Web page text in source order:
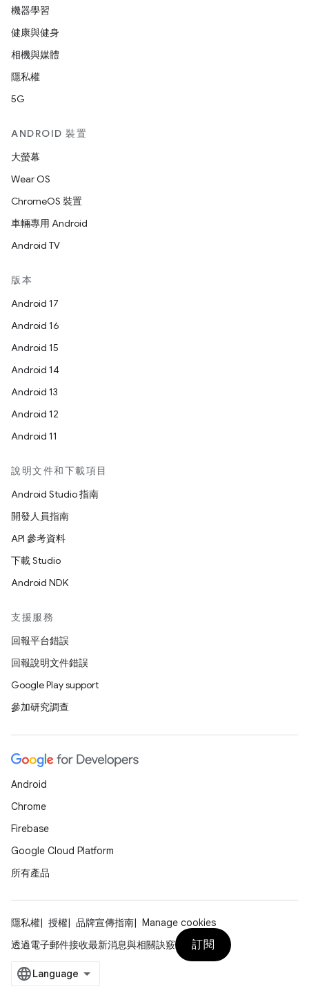
機器學習
健康與健身
相機與媒體
隱私權
5G
ANDROID 裝置
大螢幕
Wear OS
ChromeOS 裝置
車輛專用 Android
Android TV
版本
Android 17
Android 16
Android 15
Android 14
Android 13
Android 12
Android 11
說明文件和下載項目
Android Studio 指南
開發人員指南
API 參考資料
下載 Studio
Android NDK
支援服務
回報平台錯誤
回報說明文件錯誤
Google Play support
參加研究調查
Android
Chrome
Firebase
Google Cloud Platform
所有產品
隱私權 授權 品牌宣傳指南
Manage cookies
透過電子郵件接收最新消息與相關訣竅
訂閱